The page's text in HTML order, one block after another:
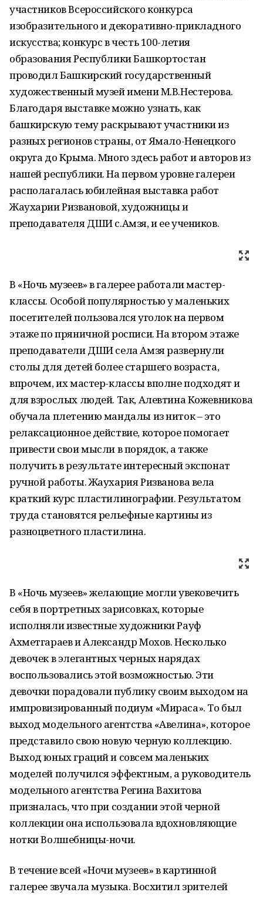
участников Всероссийского конкурса
изобразительного и декоративно-прикладного
искусства; конкурс в честь 100-летия
образования Республики Башкортостан
проводил Башкирский государственный
художественный музей имени М.В.Нестерова.
Благодаря выставке можно узнать, как
башкирскую тему раскрывают участники из
разных регионов страны, от Ямало-Ненецкого
округа до Крыма. Много здесь работ и авторов из
нашей республики. На первом уровне галереи
располагалась юбилейная выставка работ
Жаухарии Ризвановой, художницы и
преподавателя ДШИ с.Амзя, и ее учеников.
В «Ночь музеев» в галерее работали мастер-
классы. Особой популярностью у маленьких
посетителей пользовался уголок на первом
этаже по пряничной росписи. На втором этаже
преподаватели ДШИ села Амзя развернули
столы для детей более старшего возраста,
впрочем, их мастер-классы вполне подходят и
для взрослых людей. Так, Алевтина Кожевникова
обучала плетению мандалы из ниток – это
релаксационное действие, которое помогает
привести свои мысли в порядок, а также
получить в результате интересный экспонат
ручной работы. Жаухария Ризванова вела
краткий курс пластилинографии. Результатом
труда становятся рельефные картины из
разноцветного пластилина.
В «Ночь музеев» желающие могли увековечить
себя в портретных зарисовках, которые
исполняли известные художники Рауф
Ахметгараев и Александр Мохов. Несколько
девочек в элегантных черных нарядах
воспользовались этой возможностью. Эти
девочки порадовали публику своим выходом на
импровизированный подиум «Мираса». То был
выход модельного агентства «Авелина», которое
представило свою новую черную коллекцию.
Выход юных граций и совсем маленьких
моделей получился эффектным, а руководитель
модельного агентства Регина Вахитова
призналась, что при создании этой черной
коллекции она использовала вдохновляющие
нотки Волшебницы-ночи.
В течение всей «Ночи музеев» в картинной
галерее звучала музыка. Восхитил зрителей